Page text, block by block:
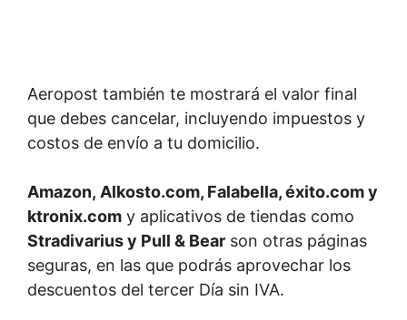
Aeropost también te mostrará el valor final
que debes cancelar, incluyendo impuestos y
costos de envío a tu domicilio.
Amazon, Alkosto.com, Falabella, éxito.com y
ktronix.com y aplicativos de tiendas como
Stradivarius y Pull & Bear son otras páginas
seguras, en las que podrás aprovechar los
descuentos del tercer Día sin IVA.